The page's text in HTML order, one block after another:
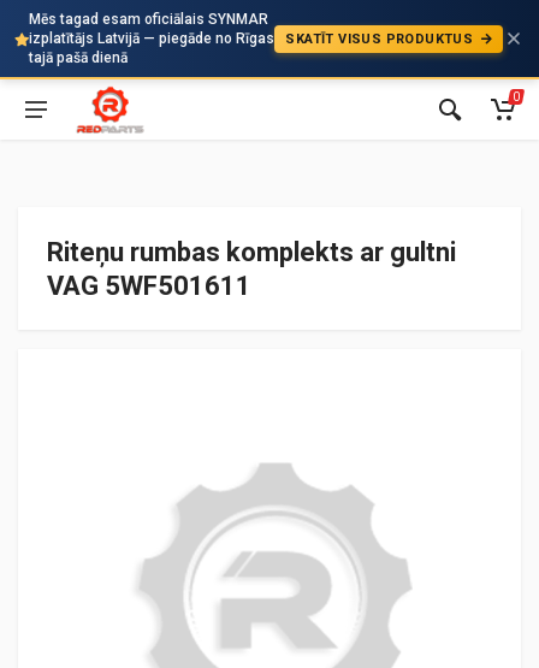
Mēs tagad esam oficiālais SYNMAR
izplatītājs Latvijā — piegāde no Rīgas
tajā pašā dienā
SKATĪT VISUS PRODUKTUS
Auto
0
Riteņu rumbas komplekts ar gultni
VAG 5WF501611